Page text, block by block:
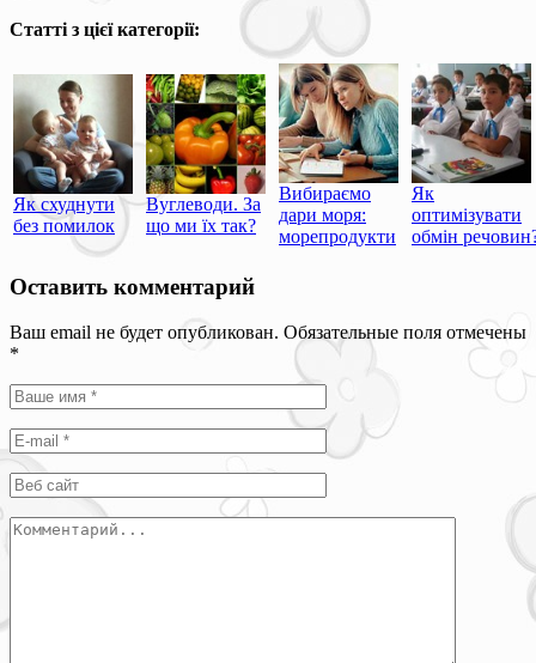
Статті з цієї категорії:
Як схуднути
без помилок
Вуглеводи. За
що ми їх так?
Вибираємо
дари моря:
морепродукти
Як
оптимізувати
обмін
Оставить комментарий
Ваш email не будет опубликован. Обязательные поля отмечены
*